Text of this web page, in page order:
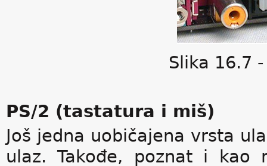
Slika 16.7
PS/2 (tastatura i miš)
Još jedna uobičajena vrsta
ulaz. Takođe, poznat i kao